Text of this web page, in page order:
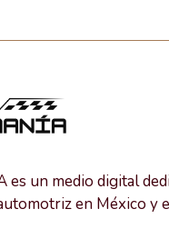
es un medio digital
en México y